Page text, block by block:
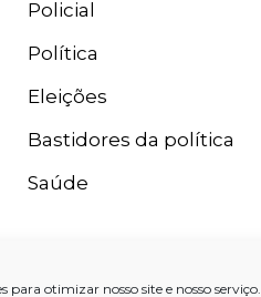
para otimizar nosso site e nosso serviço.
Policial
Política
Eleições
Bastidores da política
Saúde